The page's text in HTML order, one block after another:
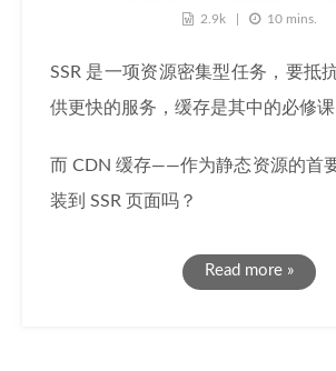
2.9k
10 mins.
SSR 是一项资源密集型任务，要抵
供更快的服务，缓存是其中的必修课
而 CDN 缓存——作为静态资源的首
装到 SSR 页面吗？
Read more »